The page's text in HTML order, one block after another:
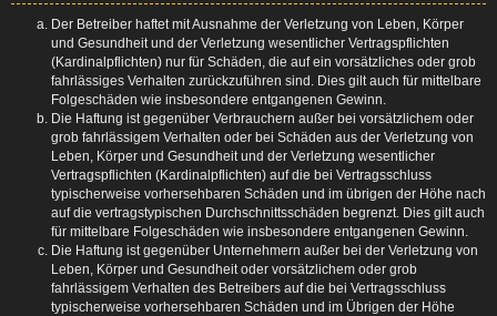
Der Betreiber haftet mit Ausnahme der Verletzung von Leben, Körper
und Gesundheit und der Verletzung wesentlicher Vertragspflichten
(Kardinalpflichten) nur für Schäden, die auf ein vorsätzliches oder grob
fahrlässiges Verhalten zurückzuführen sind. Dies gilt auch für mittelbare
Folgeschäden wie insbesondere entgangenen Gewinn.
Die Haftung ist gegenüber Verbrauchern außer bei vorsätzlichem oder
grob fahrlässigem Verhalten oder bei Schäden aus der Verletzung von
Leben, Körper und Gesundheit und der Verletzung wesentlicher
Vertragspflichten (Kardinalpflichten) auf die bei Vertragsschluss
typischerweise vorhersehbaren Schäden und im übrigen der Höhe nach
auf die vertragstypischen Durchschnittsschäden begrenzt. Dies gilt auch
für mittelbare Folgeschäden wie insbesondere entgangenen Gewinn.
Die Haftung ist gegenüber Unternehmern außer bei der Verletzung von
Leben, Körper und Gesundheit oder vorsätzlichem oder grob
fahrlässigem Verhalten des Betreibers auf die bei Vertragsschluss
typischerweise vorhersehbaren Schäden und im Übrigen der Höhe